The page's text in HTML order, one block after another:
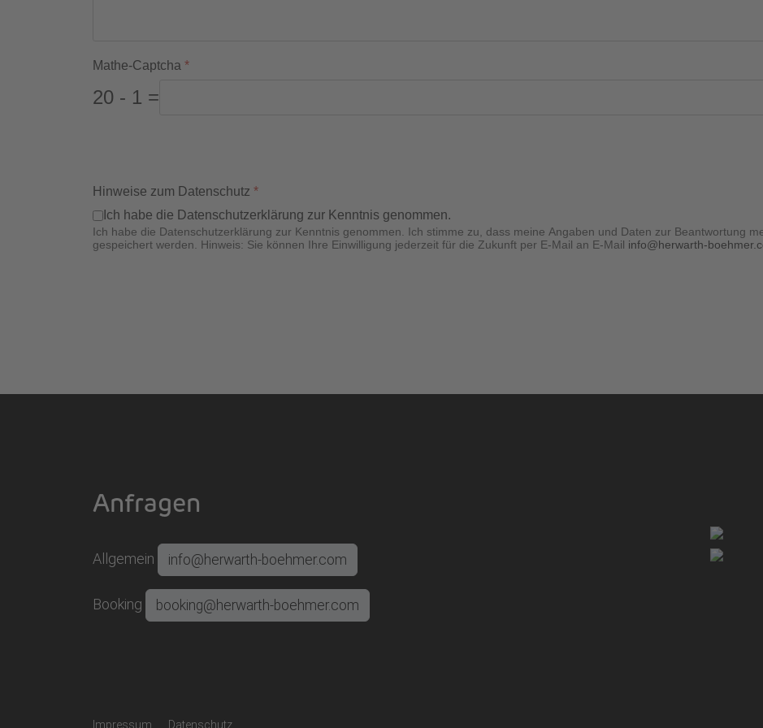
Mathe-Captcha *
20 - 1 =
Hinweise zum Datenschutz *
Ich habe die Datenschutzerklärung zur Kenntnis genommen.
Ich habe die Datenschutzerklärung zur Kenntnis genommen. Ich stimme zu, dass meine Angaben und Daten zur Beantwortung
gespeichert werden. Hinweis: Sie können Ihre Einwilligung jederzeit für die Zukunft per E-Mail an E-Mail info@herwarth-
Anfragen
Allgemein info@herwarth-boehmer.com
Booking booking@herwarth-boehmer.com
Impressum Datenschutz